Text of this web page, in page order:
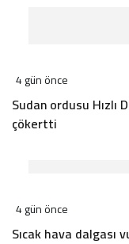
4 gün önce
Sudan ordusu Hızlı
çökertti
4 gün önce
Sıcak hava